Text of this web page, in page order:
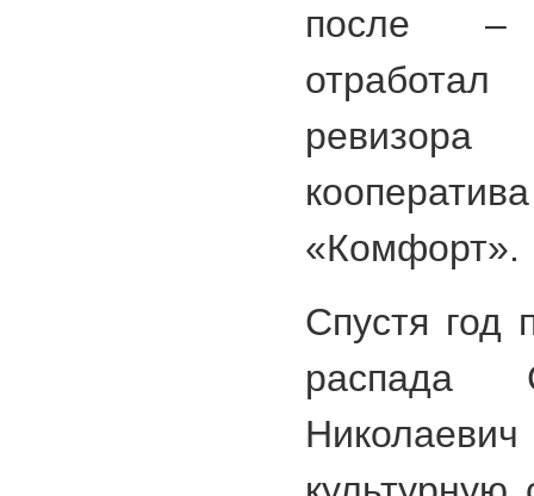
после –
«Комфорт».
Спустя год
распада